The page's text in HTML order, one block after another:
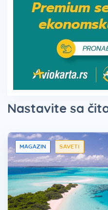
Nastavite sa
MAGAZIN SAVETI